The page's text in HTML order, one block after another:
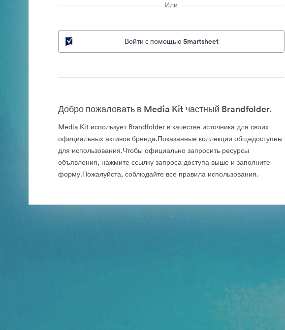
Или
Войти с помощью Smartsheet
Добро пожаловать в Media Kit частный Brandfolder.
Media Kit использует Brandfolder в качестве источника для своих
официальных активов бренда.Показанные коллекции общедоступны
для использования.Чтобы официально запросить ресурсы
объявления, нажмите ссылку запроса доступа выше и заполните
форму.Пожалуйста, соблюдайте все правила использования.